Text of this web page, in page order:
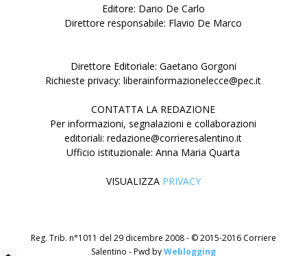
Editore: Dario De Carlo
Direttore responsabile: Flavio De Marco
Direttore Editoriale: Gaetano Gorgoni
Richieste privacy: liberainformazionelecce@pec.it
CONTATTA LA REDAZIONE
Per informazioni, segnalazioni e collaborazioni
editoriali: redazione@corrieresalentino.it
Ufficio istituzionale: Anna Maria Quarta
VISUALIZZA PRIVACY
Reg. Trib. n°1011 del 29 dicembre 2008 - © 2015-2016 Corriere
Salentino - Pwd byWeblogging